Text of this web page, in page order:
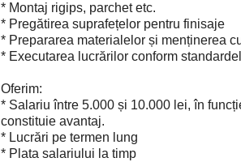
* Montaj rigips, parchet etc.
* Pregătirea suprafețelor pentru finisaje
* Prepararea materialelor și menținerea
* Executarea lucrărilor conform
Oferim:
* Salariu între 5.000 și 10.000 lei, în
constituie avantaj.
* Lucrări pe termen lung
* Plata salariului la timp